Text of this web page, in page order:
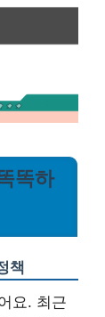
똑하
책
요. 최근